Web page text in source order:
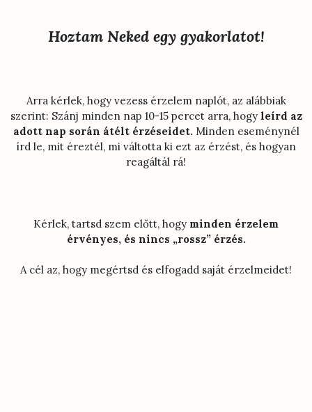
Hoztam Neked egy gyakorlatot!
Arra kérlek, hogy vezess érzelem naplót, az alábbiak
szerint: Szánj minden nap 10-15 percet arra, hogy leírd az
adott nap során átélt érzéseidet. Minden eseménynél
írd le, mit éreztél, mi váltotta ki ezt az érzést, és hogyan
reagáltál rá!
Kérlek, tartsd szem előtt, hogy minden érzelem
érvényes, és nincs „rossz” érzés.
A cél az, hogy megértsd és elfogadd saját érzelmeidet!